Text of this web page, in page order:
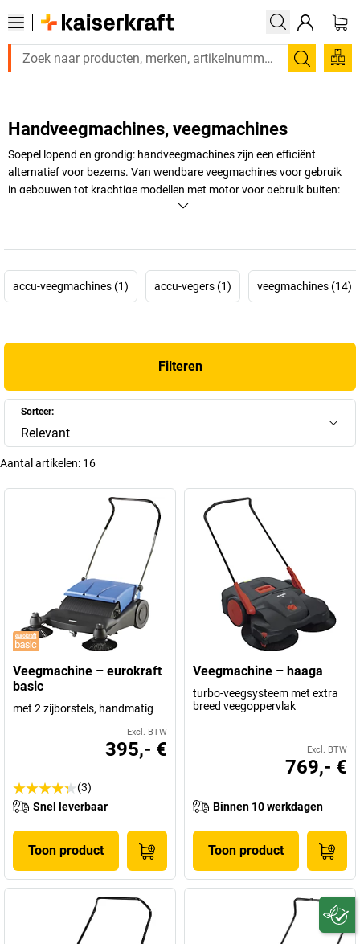
Zoeken
Handveegmachines, veegmachines
Soepel lopend en grondig: handveegmachines zijn een efficiënt
alternatief voor bezems. Van wendbare veegmachines voor gebruik
in gebouwen tot krachtige modellen met motor voor gebruik buiten:
kaiserkraft
accu-veegmachines (1) accu-vegers (1) veegmachines (14)
Filteren
Sorteer:
Relevant
Aantal artikelen: 16
Veegmachine – eurokraft
basic
met 2 zijborstels, handmatig
Excl. BTW
395,- €
(3)
Snel leverbaar
Toon product
Veegmachine – haaga
turbo-veegsysteem met extra
breed veegoppervlak
Excl. BTW
769,- €
Binnen 10 werkdagen
Toon product